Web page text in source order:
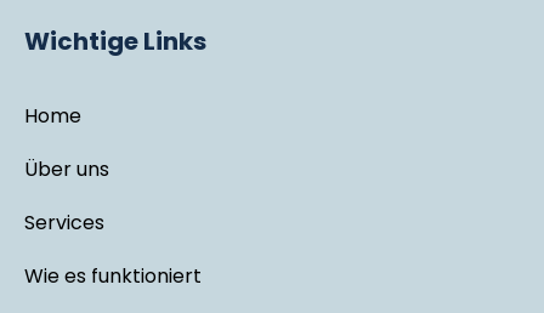
Wichtige Links
Home
Über uns
Services
Wie es funktioniert